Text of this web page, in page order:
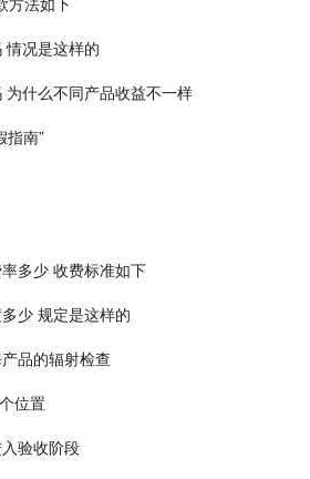
情况是这样的
什么不同产品收益不一样
指南”
多少 收费标准如下
少 规定是这样的
品的辐射检查
位置
验收阶段